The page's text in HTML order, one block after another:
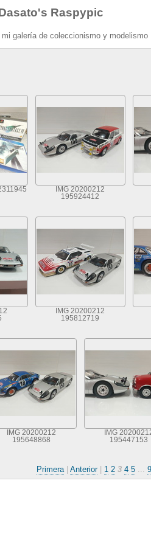
Raspypic
mi galería de coleccionismo y modelismo
IMG 20200212
195924412
IMG 20200212
195812719
IMG 20200212
195648868
IMG
195447153
Primera Anterior| 1 2 3 4 5 9